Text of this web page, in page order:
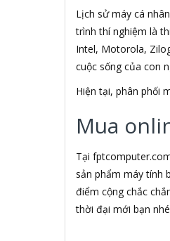
7Gift Shop
8848
A 100+
A Bonne
A Brand
A & T
Aardvark
Abel
Abo
ACASIS
Acatel
Acbel
Lịch sử máy cá
trình thí nghiệm là
Intel, Motorola,
cuộc sống của con
Hiện tại, phân phối
Mua
Tại
sản phẩm máy tính
điểm cộng chắc
thời đại mới bạn